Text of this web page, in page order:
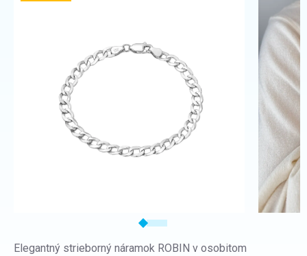
Elegantný strieborný náramok ROBIN v osobitom